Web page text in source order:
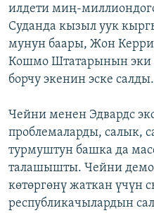
илдети миң-
Суданда кызыл уук
мунун баары, Жон Керри
Кошмо Штатарынын эки
борчу экенин эске салды.
Чейни менен Эдвардс
проблемаларды, салык,
турмуштун башка да
талашышты. Чейни
көтөргөнү жаткан үчүн
республикачылардын